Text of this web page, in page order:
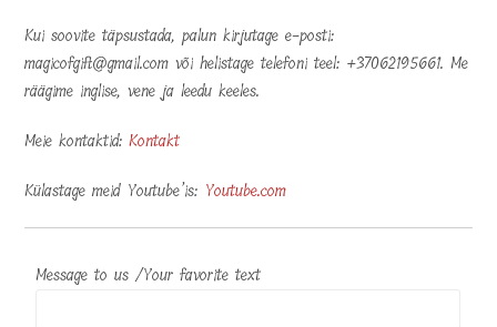
Kui soovite täpsustada, palun kirjutage e-posti:
magicofgift@gmail.com või helistage telefoni teel: +37062195661. Me
räägime inglise, vene ja leedu keeles.
Meie kontaktid:Kontakt
Külastage meid Youtube’is: Youtube.com
Message to us /Your favorite text